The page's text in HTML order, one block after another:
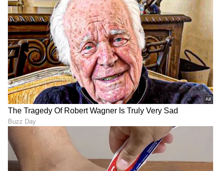
ABOUT THE AUTHOR
Shriram Bhat
ಏಷ್ಯಾನೆಟ್ ಸುವರ್ಣನ್ಯೂಸ್.ಕಾಮ್‌ನಲ್ಲಿ ಉಪ ಸಂಪಾದಕ. ಸಿನಿಮಾ,
ಲೈಫ್‌ಸ್ಟೈಲ್, ರಾಜಕೀಯ ಸುದ್ದಿಗಳ ಬಗ್ಗೆ ಹೆಚ್ಚಿನ ಗಮನ
ನೀಡುತ್ತಿದ್ದೇನೆ. ಇಂಡಿಯನ್ ಎಕ್ಸ್‌ಪ್ರೆಸ್‌, ಒನ್‌ ಇಂಡಿಯಾ ಕನ್ನಡ
ಹಾಗೂ ವಿಜಯ ಕರ್ನಾಟಕ ವೆಬ್‌ನಲ್ಲಿ ಕೆಲಸ ಮಾಡಿದ ಅನುಭವವಿದೆ.